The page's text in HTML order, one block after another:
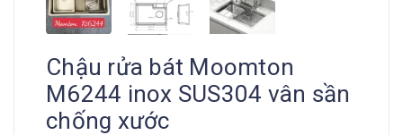
Chậu rửa bát Moomton
M6244 inox SUS304 vân sần
chống xước